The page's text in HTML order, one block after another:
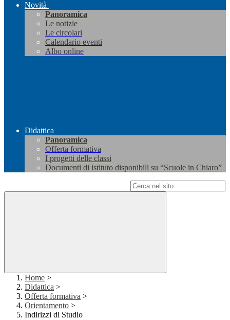
Novità
Panoramica
Le notizie
Le circolari
Calendario eventi
Albo online
Didattica
Panoramica
Offerta formativa
I progetti delle classi
Documenti di istituto disponibili su “Scuole in Chiaro”
Home >
Didattica >
Offerta formativa >
Orientamento >
Indirizzi di Studio